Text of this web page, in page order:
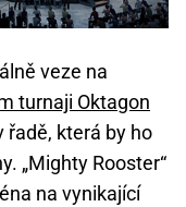
veze na
turnaji Oktagon
řadě, která by ho
„Mighty Rooster“
na vynikající